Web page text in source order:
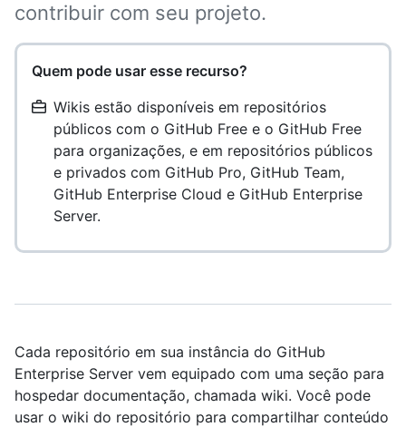
contribuir com seu projeto.
Quem pode usar esse recurso?
Wikis estão disponíveis em repositórios
públicos com o GitHub Free e o GitHub Free
para organizações, e em repositórios públicos
e privados com GitHub Pro, GitHub Team,
GitHub Enterprise Cloud e GitHub Enterprise
Server.
Cada repositório em sua instância do GitHub
Enterprise Server vem equipado com uma seção para
hospedar documentação, chamada wiki. Você pode
usar o wiki do repositório para compartilhar conteúdo